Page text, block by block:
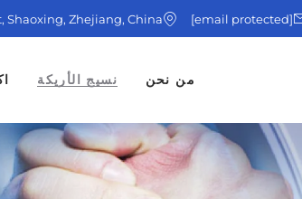
[email protected]
Shaoxing, Zhejiang, China
من نحن نسيج الأريكة